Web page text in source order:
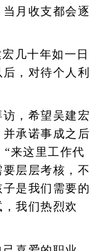
月收支都会逐
几十年如一日
，对待个人利
，希望吴建宏
承诺事成之后
来这里工作代
层层考核，不
是我们需要的
我们热烈欢